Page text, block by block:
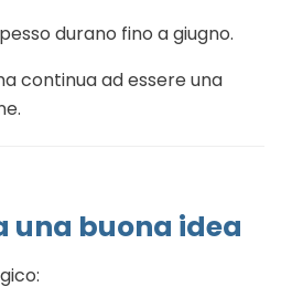
durano fino a giugno.
continua ad essere una
una buona idea